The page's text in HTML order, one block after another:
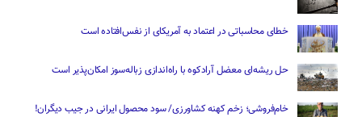
خطای محاسباتی در اعتماد به آمریکای از نفس‌افتاده است
حل ریشه‌ای معضل آرادکوه با راه‌اندازی زباله‌سوز امکان‌پذیر است
خام‌فروشی؛ زخم کهنه کشاورزی/ سود محصول ایرانی در جیب دیگران!